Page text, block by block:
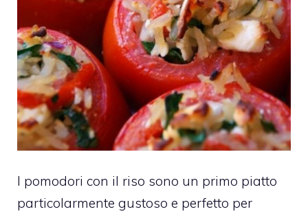
I pomodori con il riso sono un primo piatto
particolarmente gustoso e perfetto per